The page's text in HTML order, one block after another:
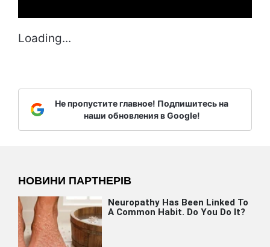
Loading...
Не пропустите главное! Подпишитесь на
наши обновления в Google!